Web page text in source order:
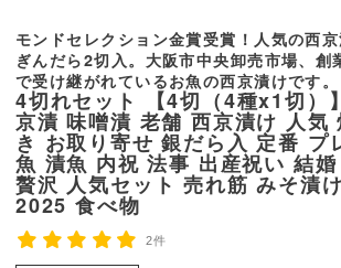
モンドセレクション金賞受賞！人気の西京
ぎんだら2切入。大阪市中央卸売市場、創
で受け継がれているお魚の西京漬けです。
4切れセット 【4切（4種x1切）
京漬 味噌漬 老舗 西京漬け 人気
き お取り寄せ 銀だら入 定番 プ
魚 漬魚 内祝 法事 出産祝い 結
贅沢 人気セット 売れ筋 みそ漬
2025 食べ物
2件